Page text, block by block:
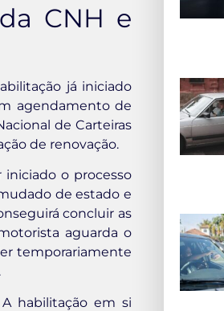
CNH e
já iniciado
agendamento de
de Carteiras
de renovação.
iniciado o processo
de estado e
concluir as
aguarda o
temporariamente
A habilitação em si